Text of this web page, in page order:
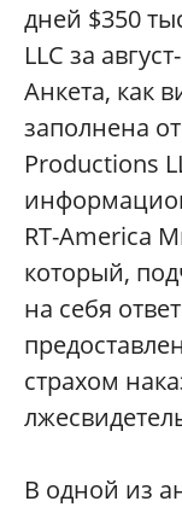
дней $350
LLC за
Анкета, как
заполнена
Productions
RT-America
который,
на себя
страхом
В одной из